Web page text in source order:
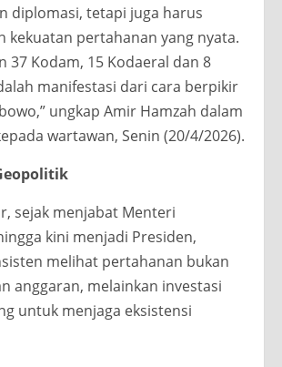
diplomasi, tetapi juga harus
kekuatan pertahanan yang nyata.
37 Kodam, 15 Kodaeral dan 8
manifestasi dari cara berpikir
ungkap Amir Hamzah dalam
wartawan, Senin (20/4/2026).
sejak menjabat Menteri
kini menjadi Presiden,
melihat pertahanan bukan
anggaran, melainkan investasi
untuk menjaga eksistensi